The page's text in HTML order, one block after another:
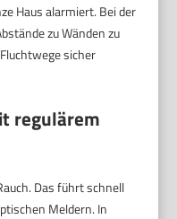
Haus alarmiert. Bei der
zu Wänden zu
sicher
regulärem
Das führt schnell
Meldern. In